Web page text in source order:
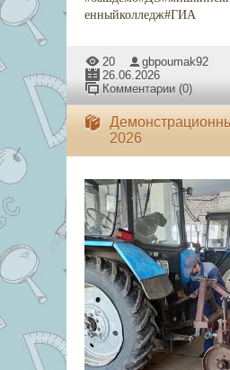
енныйколледж#ГИА
20
gbpoumak92
26.06.2026
Комментарии (0)
2026